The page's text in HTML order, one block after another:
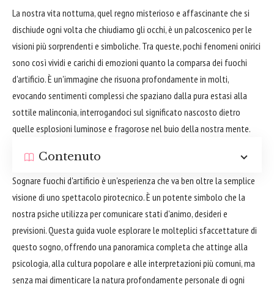
La nostra vita notturna, quel regno misterioso e affascinante che si
dischiude ogni volta che chiudiamo gli occhi, è un palcoscenico per le
visioni più sorprendenti e simboliche. Tra queste, pochi fenomeni onirici
sono così vividi e carichi di emozioni quanto la comparsa dei fuochi
d'artificio. È un'immagine che risuona profondamente in molti,
evocando sentimenti complessi che spaziano dalla pura estasi alla
sottile malinconia, interrogandoci sul significato nascosto dietro
quelle esplosioni luminose e fragorose nel buio della nostra mente.
Contenuto
Sognare fuochi d'artificio è un'esperienza che va ben oltre la semplice
visione di uno spettacolo pirotecnico. È un potente simbolo che la
nostra psiche utilizza per comunicare stati d'animo, desideri e
previsioni. Questa guida vuole esplorare le molteplici sfaccettature di
questo sogno, offrendo una panoramica completa che attinge alla
psicologia, alla cultura popolare e alle interpretazioni più comuni, ma
senza mai dimenticare la natura profondamente personale di ogni